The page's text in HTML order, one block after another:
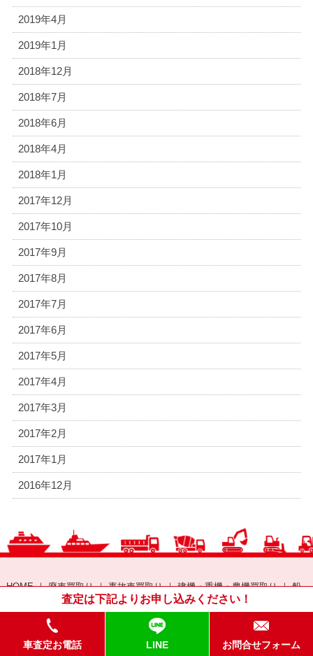
2019年4月
2019年1月
2018年12月
2018年7月
2018年6月
2018年4月
2018年1月
2017年12月
2017年10月
2017年9月
2017年8月
2017年7月
2017年6月
2017年5月
2017年4月
2017年3月
2017年2月
2017年1月
2016年12月
HOME｜廃車買取り｜事故車買取り｜建機・重機・農機買取り｜船
舶・漁具買取り処分｜資源買取り｜ 車部品販売｜輸出販売
会社案内 お問合わせ プライバシーポリシー
査定は下記よりお申し込みください！
車査定お電話 LINE お問合せフォーム